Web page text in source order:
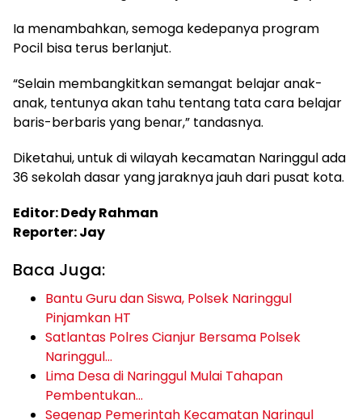
Ia menambahkan, semoga kedepanya program
Pocil bisa terus berlanjut.
“Selain membangkitkan semangat belajar anak-
anak, tentunya akan tahu tentang tata cara belajar
baris-berbaris yang benar,” tandasnya.
Diketahui, untuk di wilayah kecamatan Naringgul ada
36 sekolah dasar yang jaraknya jauh dari pusat kota.
Editor: Dedy Rahman
Reporter: Jay
Baca Juga:
Bantu Guru dan Siswa, Polsek Naringgul
Pinjamkan HT
Satlantas Polres Cianjur Bersama Polsek
Naringgul…
Lima Desa di Naringgul Mulai Tahapan
Pembentukan…
Segenap Pemerintah Kecamatan Naringul